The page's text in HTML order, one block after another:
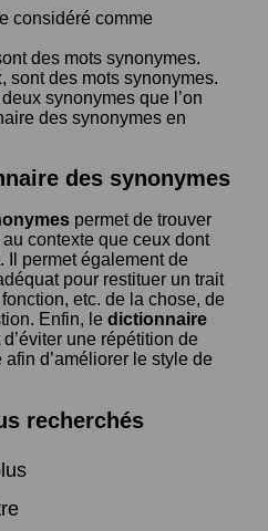
considéré comme
des mots synonymes.
, sont des mots synonymes.
synonymes que l’on
des synonymes en
des synonymes
permet de trouver
contexte que ceux dont
Il permet également de
pour restituer un trait
etc. de la chose, de
Enfin, le dictionnaire
d’éviter une répétition de
d’améliorer le style de
recherchés